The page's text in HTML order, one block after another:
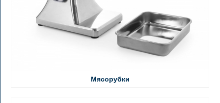
Мясорубки